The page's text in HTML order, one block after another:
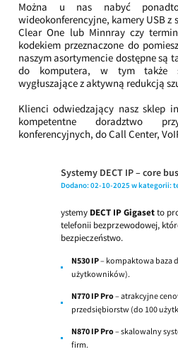
Można u nas nabyć
wideokonferencyjne, kamery USB z
Clear One lub Minnray czy
kodekiem przeznaczone do
naszym asortymencie dostępne są
do komputera, w tym także
wygłuszające z aktywną redukcją
Klienci odwiedzający nasz sklep
kompetentne doradztwo
konferencyjnych, do Call Center,
Systemy DECT IP – core
Dodano:02-10-2025 w kategorii:
ystemy DECT IP Gigasetto
telefonii bezprzewodowej,
bezpieczeństwo.
N530 IP– kompaktowa baza
użytkowników).
N770 IP Pro– atrakcyjne
przedsiębiorstw (do 100
N870 IP Pro– skalowalny
firm.